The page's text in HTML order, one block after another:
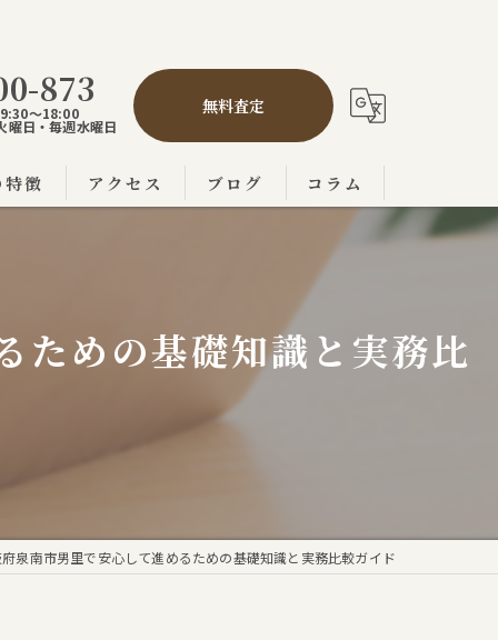
873
～18:00
日・毎週水曜日
無料査定
徴
不動産売買
アクセス ブログ コラム
ための基礎知識と実務比
泉南市男里で安心して進めるための基礎知識と実務比較ガイド